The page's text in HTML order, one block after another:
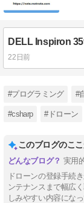
DELL Inspiron
22日前
#プログラミング #
#csharp #ドローン
このブログのこ
実用
ドローンの登録手続
ンテナンスまで幅広
しみやすい内容にな